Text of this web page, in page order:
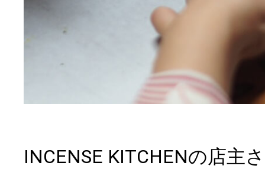
INCENSE KITCHENの店主